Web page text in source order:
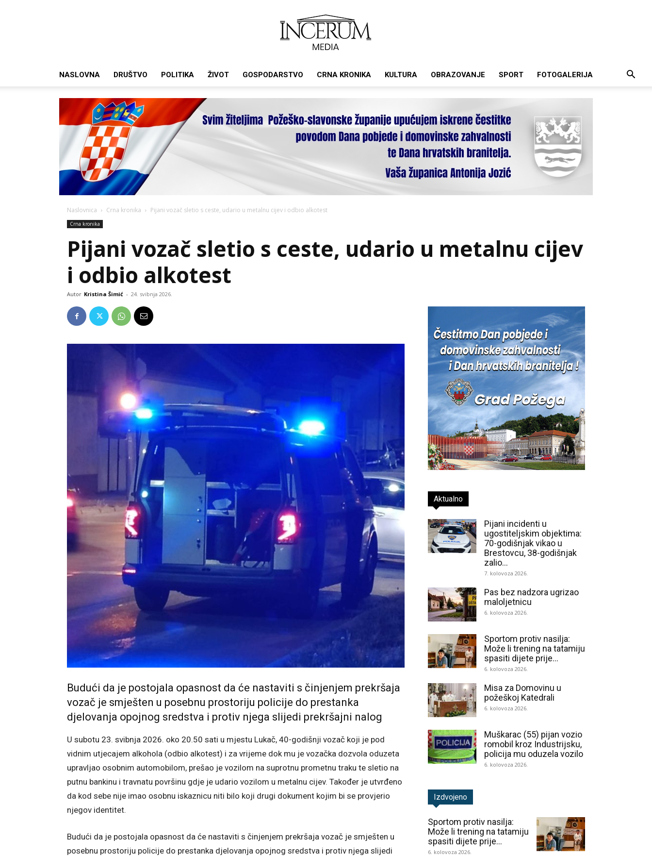
NASLOVNA DRUŠTVO POLITIKA ŽIVOT GOSPODARSTVO CRNA KRONIKA KULTURA OBRAZOVANJE SPORT FOTOGALERIJA
Naslovnica Crna kronika Pijani vozač sletio s ceste, udario u metalnu cijev i odbio alkotest
Crna kronika
Pijani vozač sletio s ceste, udario u metalnu cijev
i odbio alkotest
Autor Kristina Šimić - 24. svibnja 2026.
Budući da je postojala opasnost da će nastaviti s činjenjem prekršaja
vozač je smješten u posebnu prostoriju policije do prestanka
djelovanja opojnog sredstva i protiv njega slijedi prekršajni nalog
U subotu 23. svibnja 2026. oko 20.50 sati u mjestu Lukač, 40-godišnji vozač koji je pod
vidnim utjecajem alkohola (odbio alkotest) i za vrijeme dok mu je vozačka dozvola oduzeta
upravljao osobnim automobilom, prešao je vozilom na suprotnu prometnu traku te sletio na
putnu bankinu i travnatu površinu gdje je udario vozilom u metalnu cijev. Također je utvrđeno
da kod sebe nije imao osobnu iskaznicu niti bilo koji drugi dokument kojim bi se provjerio
njegov identitet.
Budući da je postojala opasnost da će nastaviti s činjenjem prekršaja vozač je smješten u
posebnu prostoriju policije do prestanka djelovanja opojnog sredstva i protiv njega slijedi
Aktualno
Pijani incidenti u
ugostiteljskim objektima:
70-godišnjak vikao u
Brestovcu, 38-godišnjak
zalio...
7. kolovoza 2026.
Pas bez nadzora ugrizao
maloljetnicu
6. kolovoza 2026.
Sportom protiv nasilja:
Može li trening na tatamiju
spasiti dijete prije...
6. kolovoza 2026.
Misa za Domovinu u
požeškoj Katedrali
6. kolovoza 2026.
Muškarac (55) pijan vozio
romobil kroz Industrijsku,
policija mu oduzela vozilo
6. kolovoza 2026.
Izdvojeno
Sportom protiv nasilja:
Može li trening na tatamiju
spasiti dijete prije...
6. kolovoza 2026.